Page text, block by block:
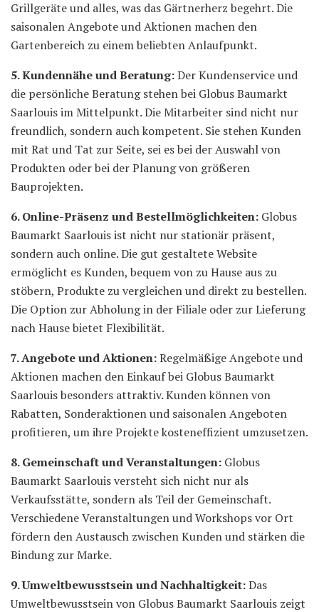
Grillgeräte und alles, was das Gärtnerherz begehrt. Die
saisonalen Angebote und Aktionen machen den
Gartenbereich zu einem beliebten Anlaufpunkt.
5. Kundennähe und Beratung:Der Kundenservice und
die persönliche Beratung stehen bei Globus Baumarkt
Saarlouis im Mittelpunkt. Die Mitarbeiter sind nicht nur
freundlich, sondern auch kompetent. Sie stehen Kunden
mit Rat und Tat zur Seite, sei es bei der Auswahl von
Produkten oder bei der Planung von größeren
Bauprojekten.
6. Online-Präsenz und Bestellmöglichkeiten: Globus
Baumarkt Saarlouis ist nicht nur stationär präsent,
sondern auch online. Die gut gestaltete Website
ermöglicht es Kunden, bequem von zu Hause aus zu
stöbern, Produkte zu vergleichen und direkt zu bestellen.
Die Option zur Abholung in der Filiale oder zur Lieferung
nach Hause bietet Flexibilität.
7. Angebote und Aktionen:Regelmäßige Angebote und
Aktionen machen den Einkauf bei Globus Baumarkt
Saarlouis besonders attraktiv. Kunden können von
Rabatten, Sonderaktionen und saisonalen Angeboten
profitieren, um ihre Projekte kosteneffizient umzusetzen.
8. Gemeinschaft und Veranstaltungen: Globus
Baumarkt Saarlouis versteht sich nicht nur als
Verkaufsstätte, sondern als Teil der Gemeinschaft.
Verschiedene Veranstaltungen und Workshops vor Ort
fördern den Austausch zwischen Kunden und stärken die
Bindung zur Marke.
9. Umweltbewusstsein und Nachhaltigkeit:Das
Umweltbewusstsein von Globus Baumarkt Saarlouis zeigt